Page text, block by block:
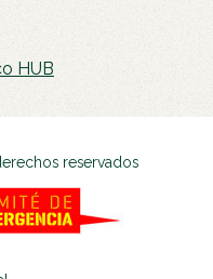
HUB
reservados